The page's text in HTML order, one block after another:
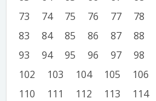
73
74 75 76 77 78
83
84 85 86 87 88
93
94 95 96 97 98
102
103 104 105 106
110
111 112 113 114